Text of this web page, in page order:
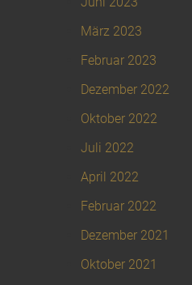
März 2023
Februar 2023
Dezember 2022
Oktober 2022
Juli 2022
April 2022
Februar 2022
Dezember 2021
Oktober 2021